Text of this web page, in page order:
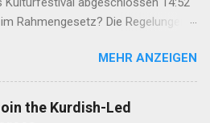
Rahmengesetz? Die Regelungen
des Demokratisierungsprozesses
Rahmengesetz zum
ins Parlament eingebracht
Von der Forderung nach Öcalans
MEHR ANZEIGEN
the Kurdish-Led